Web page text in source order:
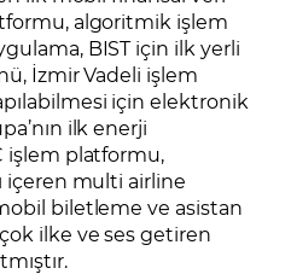
algoritmik işlem
BIST için ilk yerli
İzmir Vadeli işlem
için elektronik
ilk enerji
işlem platformu,
içeren multi airline
biletleme ve asistan
ilke ve ses getiren